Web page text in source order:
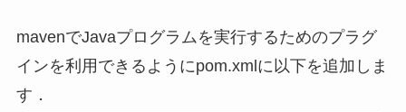
mavenでJavaプログラムを実行するためのプラグ
インを利用できるようにpom.xmlに以下を追加しま
す．